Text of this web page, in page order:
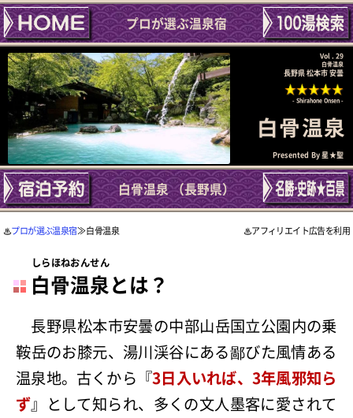
プロが選ぶ温泉宿
Vol . 29
白骨温泉
長野県 松本市 安曇
Shirahone Onsen
白骨温泉
Presented By星★聖
白骨温泉 （長野県）
プロが選ぶ温泉宿≫ 白骨温泉 アフィリエイト広告を利用
白骨温泉
しらほねおんせん
とは？
長野県松本市安曇の中部山岳国立公園内の乗
鞍岳のお膝元、湯川渓谷にある鄙びた風情ある
温泉地。古くから『3日入いれば、3年風邪知ら
ず』として知られ、多くの文人墨客に愛されて